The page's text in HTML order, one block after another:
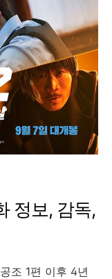
정보, 감독,
조 1편 이후 4년